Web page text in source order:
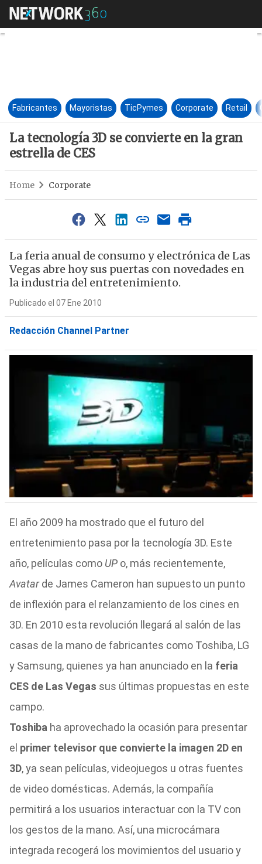
La tecnología 3D se convierte
Fabricantes Mayoristas TicPymes Corporate Retail
La tecnología 3D se convierte en la gran
estrella de CES
Home Corporate
La feria anual de consumo y electrónica de Las
Vegas abre hoy sus puertas con novedades en
la industria del entretenimiento.
Publicado el 07 Ene 2010
Redacción Channel Partner
El año 2009 ha mostrado que el futuro del
entretenimiento pasa por la tecnología 3D. Este
año, películas como UPo, más recientemente,
Avatarde James Cameron han supuesto un punto
de inflexión para el relanzamiento de los cines en
3D. En 2010 esta revolución llegará al salón de las
casas de la mano de fabricantes como Toshiba, LG
y Samsung, quienes ya han anunciado en la feria
CES de Las Vegas sus últimas propuestas en este
campo.
Toshiba ha aprovechado la ocasión para presentar
el primer televisor que convierte la imagen 2D en
3D, ya sean películas, videojuegos u otras fuentes
de video domésticas. Además, la compañía
permitirá a los usuarios interactuar con la TV con
los gestos de la mano. Así, una microcámara
integrada recogerá los movimientos del usuario y